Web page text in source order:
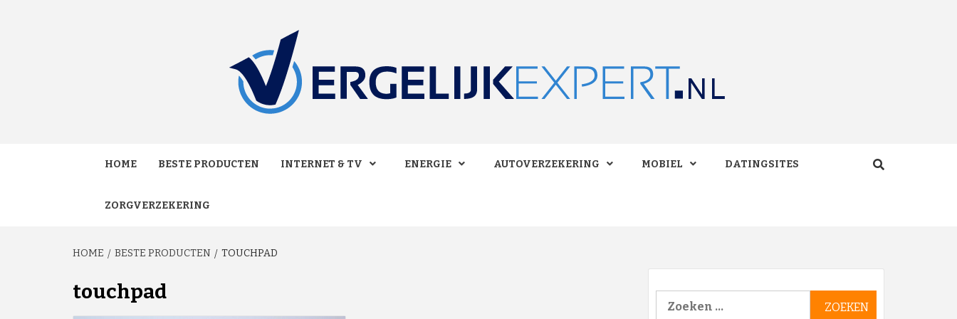
VERGELIJKEXPERT.NL
HOME BESTE PRODUCTEN INTERNET & TV ENERGIE AUTOVERZEKERING MOBIEL DATINGSITES
ZORGVERZEKERING
HOME BESTE PRODUCTEN TOUCHPAD
touchpad
Zoeken
naar: